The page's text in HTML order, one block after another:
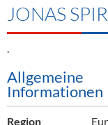
Unser
Kontakt
Angebote
Großhandel
Innovation -
Neuigkeiten
MARKEN &
Sirup
Spirituosen
JONAS
.
Allgemeine
Informationen
Region